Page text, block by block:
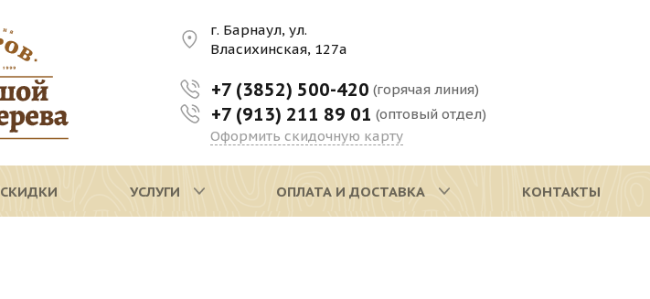
г. Барнаул, ул.
Власихинская, 127а
+7 (3852) 500-420 (горячая линия)
+7 (913) 211 89 01 (оптовый отдел)
Оформить скидочную карту
СКИДКИ УСЛУГИ ОПЛАТА И ДОСТАВКА КОНТАКТЫ